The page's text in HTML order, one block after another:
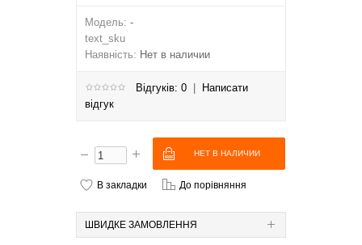
Модель: -
text_sku
Наявність: Нет в наличии
Відгуків: 0
Написати
відгук
В закладки До порівняння
ШВИДКЕ ЗАМОВЛЕННЯ